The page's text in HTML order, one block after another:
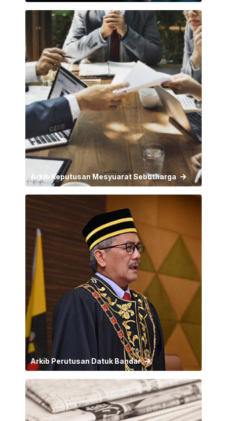
Arkib Keputusan Mesyuarat Sebutharga
Arkib Perutusan Datuk Bandar